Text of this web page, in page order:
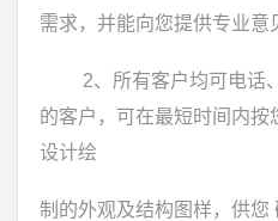
需求，并能向您提供专业意
2、所有客户均可电话、
的客户，可在最短时间内
设计绘
制的外观及结构图样，供您